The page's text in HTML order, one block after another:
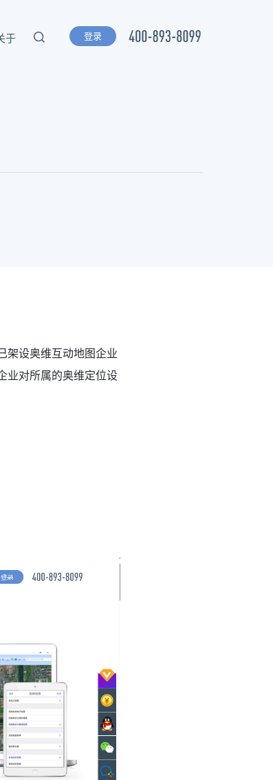
于 登录
架设奥维互动地图企业
业对所属的奥维定位设